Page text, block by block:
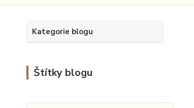
Kategorie blogu
Štítky blogu